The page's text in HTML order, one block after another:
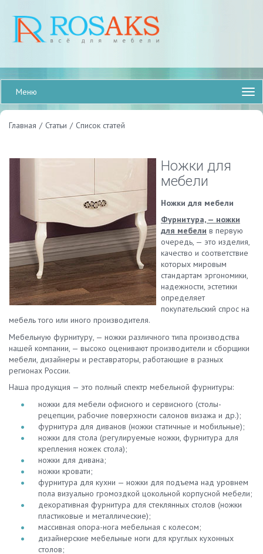
Меню
Главная / Статьи / Список статей
Ножки для
мебели
Ножки для мебели
Фурнитура, — ножки
для мебели в первую
очередь, — это изделия,
качество и соответствие
которых мировым
стандартам эргономики,
надежности, эстетики
определяет
покупательский спрос на
мебель того или иного производителя.
Мебельную фурнитуру, — ножки различного типа производства
нашей компании, — высоко оценивают производители и сборщики
мебели, дизайнеры и реставраторы, работающие в разных
регионах России.
Наша продукция — это полный спектр мебельной фурнитуры:
ножки для мебели офисного и сервисного (столы-
рецепции, рабочие поверхности салонов визажа и др.);
фурнитура для диванов (ножки статичные и мобильные);
ножки для стола (регулируемые ножки, фурнитура для
крепления ножек стола);
ножки для дивана;
ножки кровати;
фурнитура для кухни — ножки для подъема над уровнем
пола визуально громоздкой цокольной корпусной мебели;
декоративная фурнитура для стеклянных столов (ножки
пластиковые и металлические);
массивная опора-нога мебельная с колесом;
дизайнерские мебельные ноги для круглых кухонных
столов;